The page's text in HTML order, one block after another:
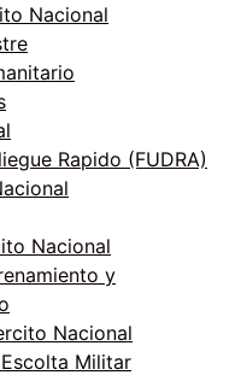
Nacional
Rapido (FUDRA)
Nacional
y
Nacional
Militar